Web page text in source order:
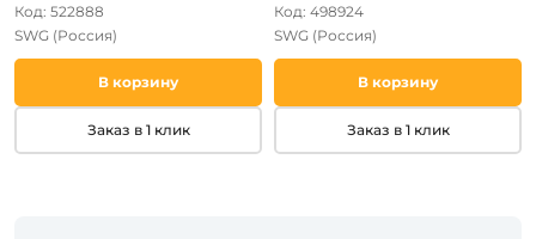
Код: 522888
SWG (Россия)
В корзину
Заказ в 1 клик
Код: 498924
SWG (Россия)
В корзину
Заказ в 1 клик